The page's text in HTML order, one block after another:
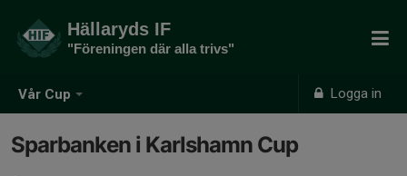
Vår Cup Logga in
Hällaryds IF
"Föreningen där alla trivs"
Sparbanken i Karlshamn Cup